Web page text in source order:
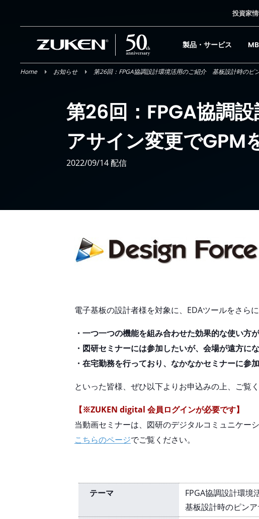
投資家
製品・サービス
Home お知らせ 第26回：FPGA協調設計環境活用のご紹介 基板設計時のピ
第26回：FPGA協調
アサイン変更でGPM
2022/09/14 配信
電子基板の設計者様を対象に、EDAツールをさら
・一つ一つの機能を組み合わせた効果的な使い方
・図研セミナーには参加したいが、会場が遠方に
・在宅勤務を行っており、なかなかセミナーに参
といった皆様、ぜひ以下よりお申込みの上、ご覧く
【※ZUKEN digital 会員ログインが必要です】
当動画セミナーは、図研のデジタルコミュニケー
こちらのページでご覧ください。
テーマ
FPGA協調設計環境
基板設計時のピン